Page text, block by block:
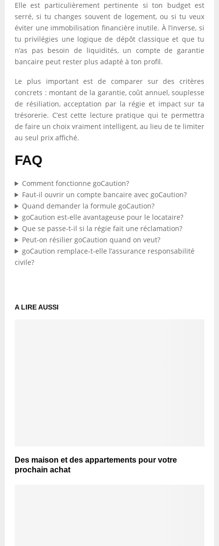
Elle est particulièrement pertinente si ton budget est
serré, si tu changes souvent de logement, ou si tu veux
éviter une immobilisation financière inutile. À l’inverse, si
tu privilégies une logique de dépôt classique et que tu
n’as pas besoin de liquidités, un compte de garantie
bancaire peut rester plus adapté à ton profil.
Le plus important est de comparer sur des critères
concrets : montant de la garantie, coût annuel, souplesse
de résiliation, acceptation par la régie et impact sur ta
trésorerie. C’est cette lecture pratique qui te permettra
de faire un choix vraiment intelligent, au lieu de te limiter
au seul prix affiché.
FAQ
Comment fonctionne goCaution?
Faut-il ouvrir un compte bancaire avec goCaution?
Quand demander la formule goCaution?
goCaution est-elle avantageuse pour le locataire?
Que se passe-t-il si la régie fait une réclamation?
Peut-on résilier goCaution quand on veut?
goCaution remplace-t-elle l’assurance responsabilité
civile?
A LIRE AUSSI
Des maison et des appartements pour votre
prochain achat